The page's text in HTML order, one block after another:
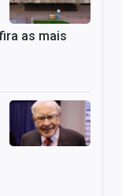
as mais